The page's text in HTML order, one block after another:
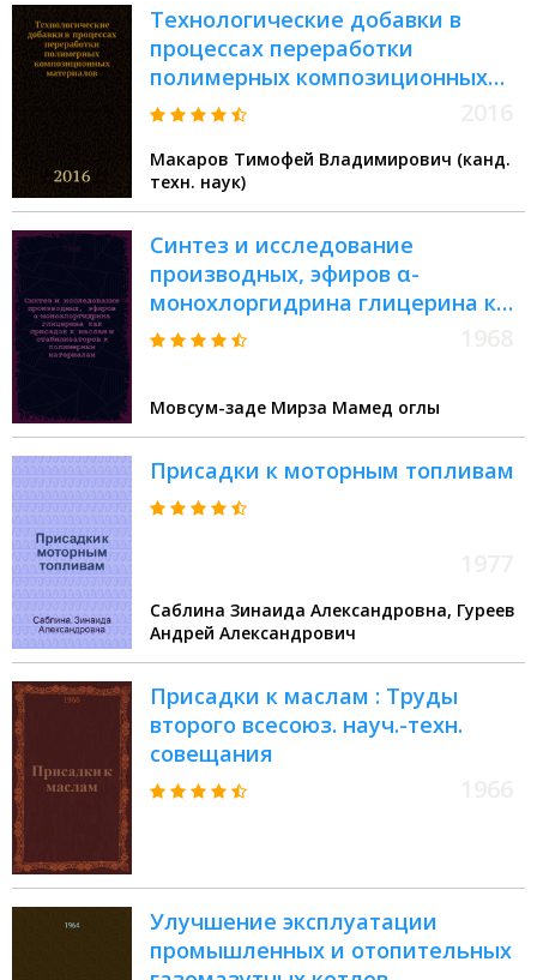
Технологические добавки в
процессах переработки
полимерных композиционных
материалов : учебное пособие
Макаров Тимофей Владимирович (канд.
техн. наук)
Синтез и исследование
производных, эфиров α-
монохлоргидрина глицерина как
присадок к маслам и
представл. на соискание учен.
степени канд. хим. наук : (072)
Мовсум-заде Мирза Мамед оглы
Присадки к моторным топливам
Саблина Зинаида Александровна, Гуреев
Андрей Александрович
Присадки к маслам : Труды
второго всесоюз. науч.-техн.
совещания
Улучшение эксплуатации
промышленных и отопительных